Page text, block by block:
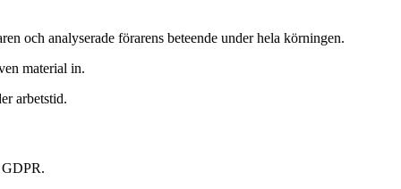
och analyserade förarens beteende under hela körningen.
material in.
arbetstid.
GDPR.